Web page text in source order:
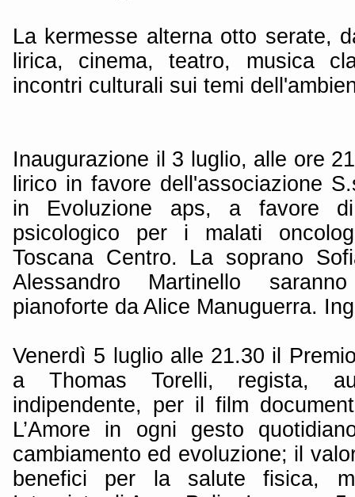
La kermesse alterna otto serate,
lirica, cinema, teatro, musica
incontri culturali sui temi
Inaugurazione il 3 luglio, alle ore
lirico in favore dell'associazione
in Evoluzione aps, a favore
psicologico per i malati
Toscana Centro. La soprano
Alessandro Martinello
pianoforte da Alice Manuguerra.
Venerdì 5 luglio alle 21.30 il
a Thomas Torelli, regista,
indipendente, per il film
L’Amore in ogni gesto
cambiamento ed evoluzione; il
benefici per la salute fisica,